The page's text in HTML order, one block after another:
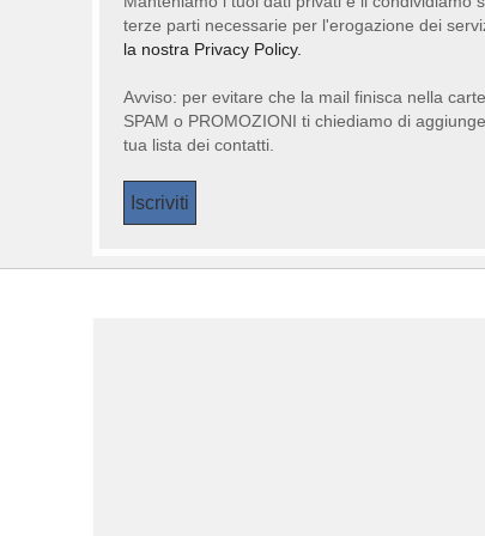
terze parti necessarie per l'erogazione dei
la nostra Privacy Policy.
Avviso: per evitare che la mail finisca nella
SPAM o PROMOZIONI ti chiediamo di
tua lista dei contatti.